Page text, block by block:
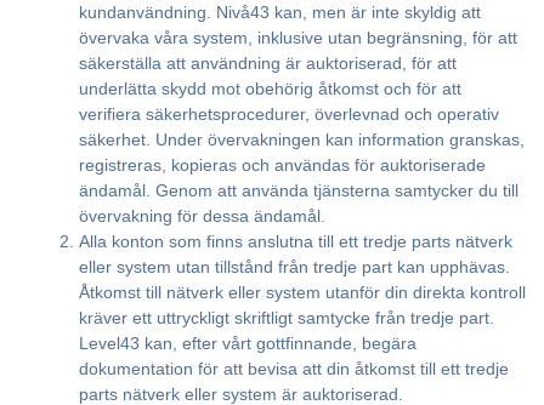
kundanvändning. Nivå43 kan, men är inte skyldig att
övervaka våra system, inklusive utan begränsning, för att
säkerställa att användning är auktoriserad, för att
underlätta skydd mot obehörig åtkomst och för att
verifiera säkerhetsprocedurer, överlevnad och operativ
säkerhet. Under övervakningen kan information granskas,
registreras, kopieras och användas för auktoriserade
ändamål. Genom att använda tjänsterna samtycker du till
övervakning för dessa ändamål.
Alla konton som finns anslutna till ett tredje parts nätverk
eller system utan tillstånd från tredje part kan upphävas.
Åtkomst till nätverk eller system utanför din direkta kontroll
kräver ett uttryckligt skriftligt samtycke från tredje part.
Level43 kan, efter vårt gottfinnande, begära
dokumentation för att bevisa att din åtkomst till ett tredje
parts nätverk eller system är auktoriserad.